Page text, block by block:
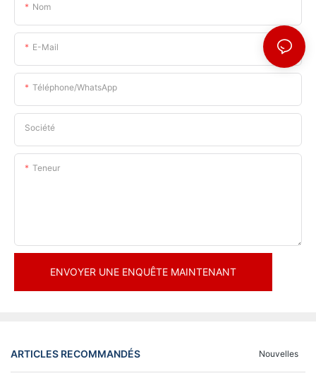
Nom
E-Mail
Téléphone/WhatsApp
Société
Teneur
ENVOYER UNE ENQUÊTE MAINTENANT
ARTICLES RECOMMANDÉS Nouvelles